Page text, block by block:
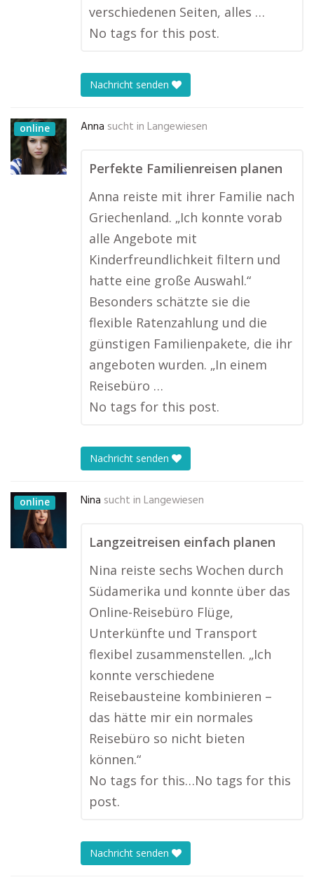
verschiedenen Seiten, alles …
No tags for this post.
Nachricht senden
online Anna sucht in Langewiesen
Perfekte Familienreisen planen
Anna reiste mit ihrer Familie nach
Griechenland. „Ich konnte vorab
alle Angebote mit
Kinderfreundlichkeit filtern und
hatte eine große Auswahl.“
Besonders schätzte sie die
flexible Ratenzahlung und die
günstigen Familienpakete, die ihr
angeboten wurden. „In einem
Reisebüro …
No tags for this post.
Nachricht senden
online Nina sucht in Langewiesen
Langzeitreisen einfach planen
Nina reiste sechs Wochen durch
Südamerika und konnte über das
Online-Reisebüro Flüge,
Unterkünfte und Transport
flexibel zusammenstellen. „Ich
konnte verschiedene
Reisebausteine kombinieren –
das hätte mir ein normales
Reisebüro so nicht bieten
können.“
No tags for this…No tags for this
post.
Nachricht senden